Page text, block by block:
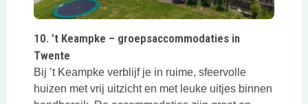
10. ’t Keampke – groepsaccommodaties in
Twente
Bij ’t Keampke verblijf je in ruime, sfeervolle
huizen met vrij uitzicht en met leuke uitjes binnen